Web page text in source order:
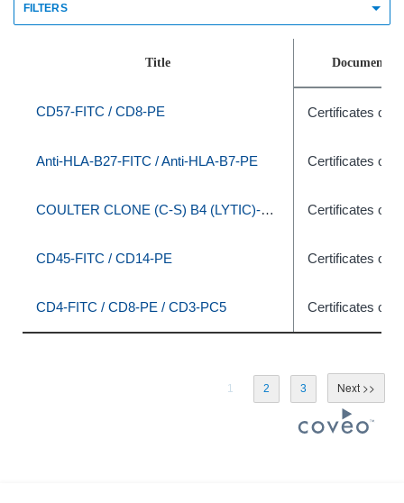
FILTERS
Title Document
CD57-FITC / CD8-PE Certificates of
Anti-HLA-B27-FITC / Anti-HLA-B7-PE Certificates of
COULTER CLONE (C-S) B4 (LYTIC)-RD1/J5-FITC Certificates of
CD45-FITC / CD14-PE Certificates of
CD4-FITC / CD8-PE / CD3-PC5 Certificates of
1 2 3